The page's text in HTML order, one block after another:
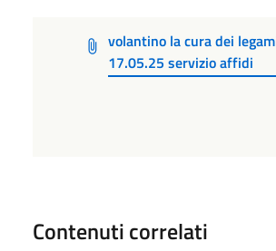
volantino la cura dei
17.05.25 servizio affidi
Contenuti correlati